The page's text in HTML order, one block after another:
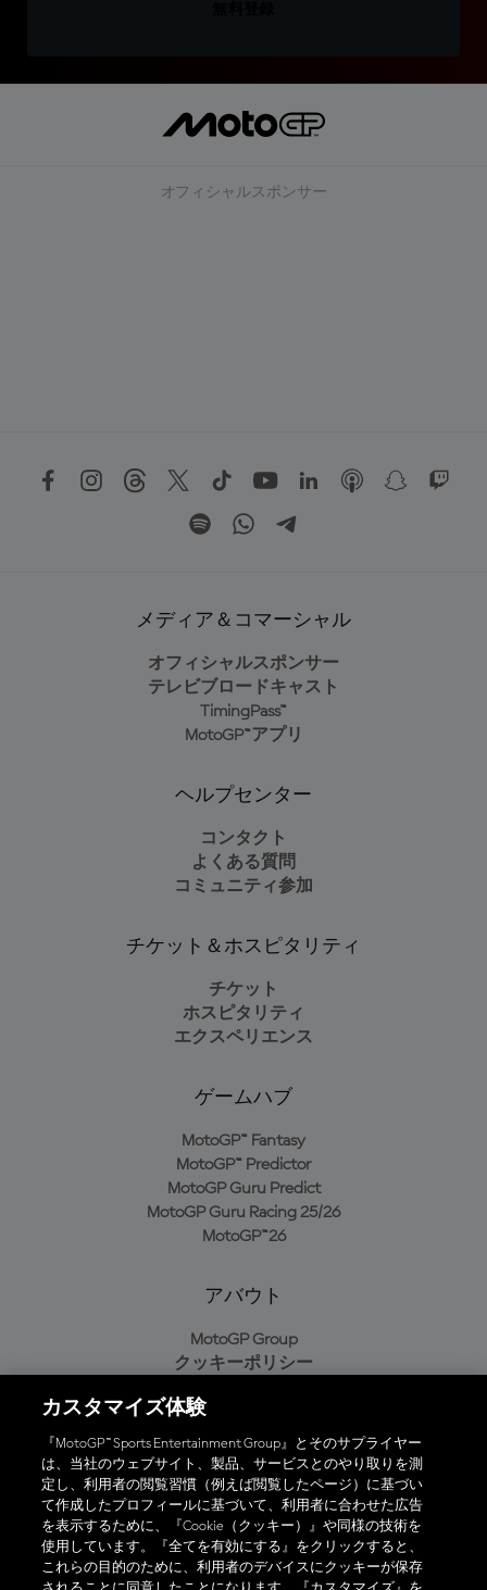
オフィシャルスポンサー
メディア＆コマーシャル
オフィシャルスポンサー
テレビブロードキャスト
TimingPass™
MotoGP™アプリ
ヘルプセンター
コンタクト
よくある質問
コミュニティ参加
チケット＆ホスピタリティ
チケット
ホスピタリティ
エクスペリエンス
ゲームハブ
MotoGP™ Fantasy
MotoGP™ Predictor
MotoGP Guru Predict
MotoGP Guru Racing 25/26
MotoGP™26
アバウト
MotoGP Group
クッキーポリシー
プライバシーポリシー
購入ポリシー
オフィシャルアプリ
カスタマイズ体験
『MotoGP™ Sports Entertainment Group』とそのサプライヤー
は、当社のウェブサイト、製品、サービスとのやり取りを測
定し、利用者の閲覧習慣（例えば閲覧したページ）に基づい
て作成したプロフィールに基づいて、利用者に合わせた広告
を表示するために、『Cookie（クッキー）』や同様の技術を
使用しています。『全てを有効にする』をクリックすると、
これらの目的のために、利用者のデバイスにクッキーが保存